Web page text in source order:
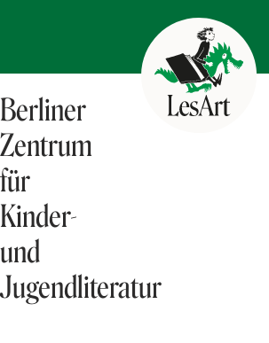
Berliner
Zentrum
für
Kinder-
und
Jugendliteratur